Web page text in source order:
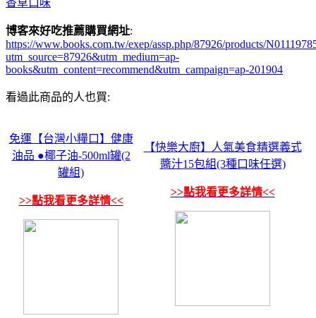
香草口味
博客來好吃推薦購買網址:
https://www.books.com.tw/exep/assp.php/87926/products/
utm_source=87926&utm_medium=ap-
books&utm_content=recommend&utm_campaign=ap-201904
看過此商品的人也買:
免運【台灣小糧口】健康
油品 ●椰子油-500ml罐(2
罐組)
>>點我看更多詳情<<
【快樂大廚】人氣美食精選義式
醬汁15包組(3種口味任選)
>>點我看更多詳情<<